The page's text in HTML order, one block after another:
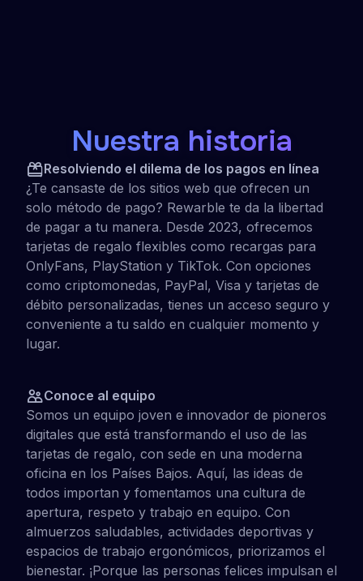
Nuestra historia
Resolviendo el dilema de los pagos en línea
¿Te cansaste de los sitios web que ofrecen un
solo método de pago? Rewarble te da la libertad
de pagar a tu manera. Desde 2023, ofrecemos
tarjetas de regalo flexibles como recargas para
OnlyFans, PlayStation y TikTok. Con opciones
como criptomonedas, PayPal, Visa y tarjetas de
débito personalizadas, tienes un acceso seguro y
conveniente a tu saldo en cualquier momento y
lugar.
Conoce al equipo
Somos un equipo joven e innovador de pioneros
digitales que está transformando el uso de las
tarjetas de regalo, con sede en una moderna
oficina en los Países Bajos. Aquí, las ideas de
todos importan y fomentamos una cultura de
apertura, respeto y trabajo en equipo. Con
almuerzos saludables, actividades deportivas y
espacios de trabajo ergonómicos, priorizamos el
bienestar. ¡Porque las personas felices impulsan el